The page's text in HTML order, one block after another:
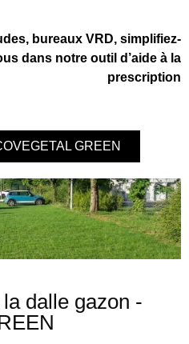
bureaux VRD, simplifiez-
dans notre outil d’aide à la
prescription
GREEN
dalle gazon -